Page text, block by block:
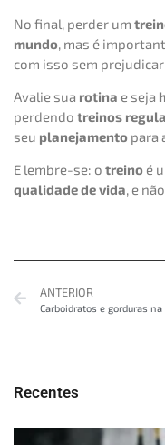
No final, perder um
mundo, mas é
com isso sem
Avalie sua rotina e seja
perdendo treinos
seu planejamento para
E lembre-se: o treino é
qualidade de vida, e
ANTERIOR
Recentes